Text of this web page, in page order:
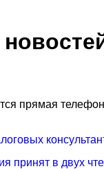
прямая
принят в двух